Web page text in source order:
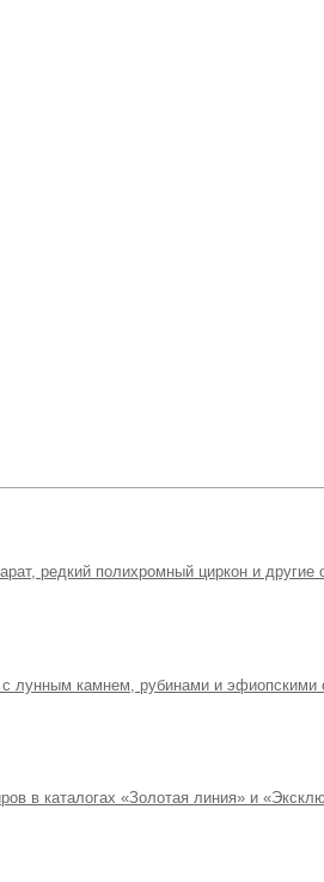
редкий полихромный циркон и другие
лунным камнем, рубинами и эфиопскими
в каталогах «Золотая линия» и